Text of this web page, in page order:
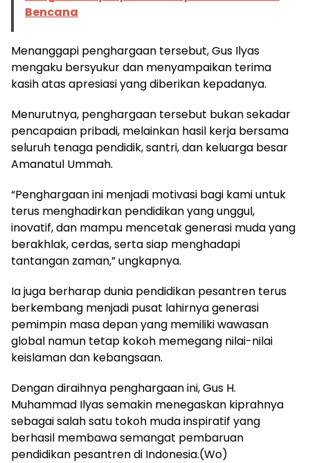
Bencana
Menanggapi penghargaan tersebut, Gus Ilyas
mengaku bersyukur dan menyampaikan terima
kasih atas apresiasi yang diberikan kepadanya.
Menurutnya, penghargaan tersebut bukan sekadar
pencapaian pribadi, melainkan hasil kerja bersama
seluruh tenaga pendidik, santri, dan keluarga besar
Amanatul Ummah.
“Penghargaan ini menjadi motivasi bagi kami untuk
terus menghadirkan pendidikan yang unggul,
inovatif, dan mampu mencetak generasi muda yang
berakhlak, cerdas, serta siap menghadapi
tantangan zaman,” ungkapnya.
Ia juga berharap dunia pendidikan pesantren terus
berkembang menjadi pusat lahirnya generasi
pemimpin masa depan yang memiliki wawasan
global namun tetap kokoh memegang nilai-nilai
keislaman dan kebangsaan.
Dengan diraihnya penghargaan ini, Gus H.
Muhammad Ilyas semakin menegaskan kiprahnya
sebagai salah satu tokoh muda inspiratif yang
berhasil membawa semangat pembaruan
pendidikan pesantren di Indonesia.(Wo)